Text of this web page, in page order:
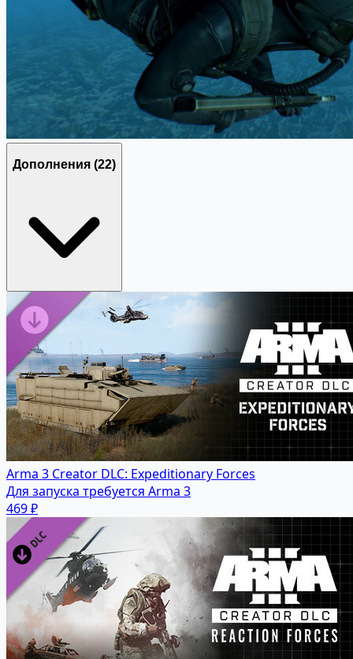
Дополнения (22)
Arma 3 Creator DLC: Expeditionary Forces
Для запуска требуется Arma 3
469 ₽